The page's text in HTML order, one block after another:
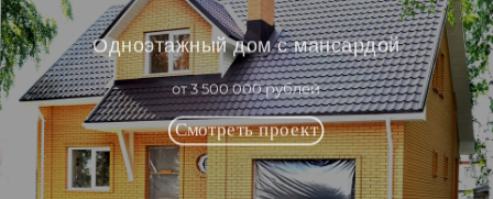
Одноэтажный дом с мансардой
от 3 500 000 рублей